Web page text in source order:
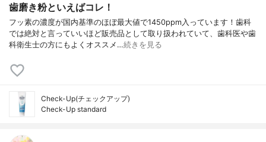
歯磨き粉といえばコレ！
フッ素の濃度が国内基準のほぼ最大値で1450ppm入っています！歯科
では絶対と言っていいほど販売品として取り扱われていて、歯科医や歯
科衛生士の方にもよくオススメ…続きを見る
Check-Up(チェックアップ)
Check-Up standard